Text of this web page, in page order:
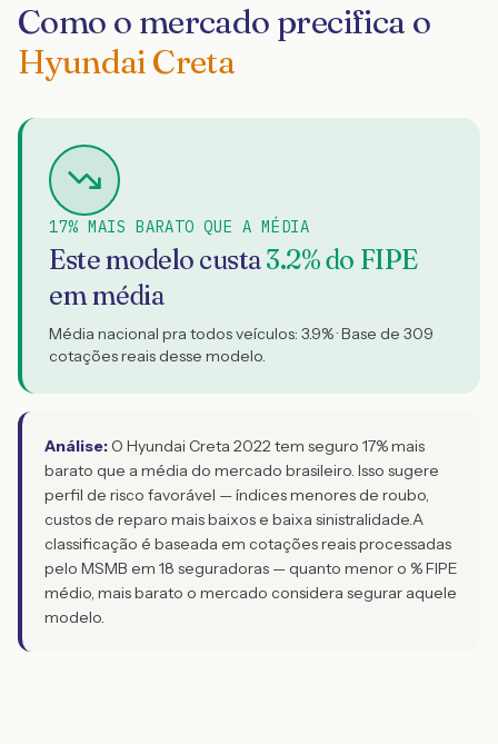
Como o mercado precifica o
Hyundai Creta
17% MAIS BARATO QUE A MÉDIA
Este modelo custa3.2% do FIPE
em média
Média nacional pra todos veículos: 3.9% · Base de 309
cotações reais desse modelo.
Análise: O Hyundai Creta 2022 tem seguro 17% mais
barato que a média do mercado brasileiro. Isso sugere
perfil de risco favorável — índices menores de roubo,
custos de reparo mais baixos e baixa sinistralidade.A
classificação é baseada em cotações reais processadas
pelo MSMB em 18 seguradoras — quanto menor o % FIPE
médio, mais barato o mercado considera segurar aquele
modelo.